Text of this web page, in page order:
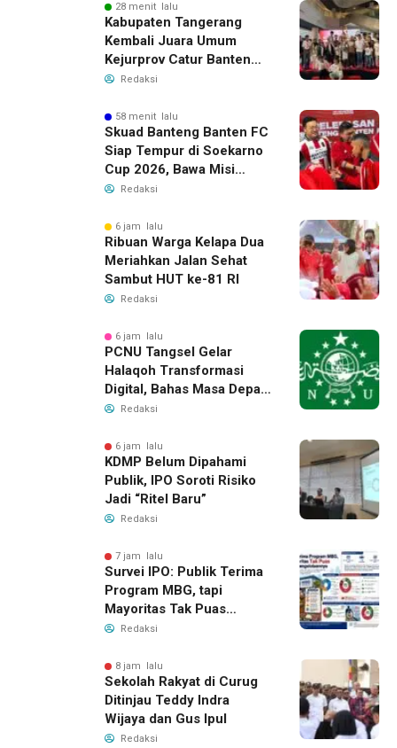
28 menit lalu
Kabupaten Tangerang
Kembali Juara Umum
Kejurprov Catur Banten
2026, Raih 24 Medali
Redaksi
58 menit lalu
Skuad Banteng Banten FC
Siap Tempur di Soekarno
Cup 2026, Bawa Misi
Harumkan Nama Banten
Redaksi
6 jam lalu
Ribuan Warga Kelapa Dua
Meriahkan Jalan Sehat
Sambut HUT ke-81 RI
Redaksi
6 jam lalu
PCNU Tangsel Gelar
Halaqoh Transformasi
Digital, Bahas Masa Depan
NU di Era Disrupsi
Redaksi
6 jam lalu
KDMP Belum Dipahami
Publik, IPO Soroti Risiko
Jadi “Ritel Baru”
Redaksi
7 jam lalu
Survei IPO: Publik Terima
Program MBG, tapi
Mayoritas Tak Puas
dengan Pengelolaannya
Redaksi
8 jam lalu
Sekolah Rakyat di Curug
Ditinjau Teddy Indra
Wijaya dan Gus Ipul
Redaksi